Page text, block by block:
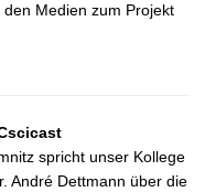
Medien zum Projekt
spricht unser Kollege
André Dettmann über die